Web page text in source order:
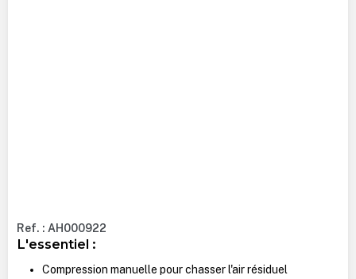
Ref. : AH000922
L'essentiel :
Compression manuelle pour chasser l'air résiduel